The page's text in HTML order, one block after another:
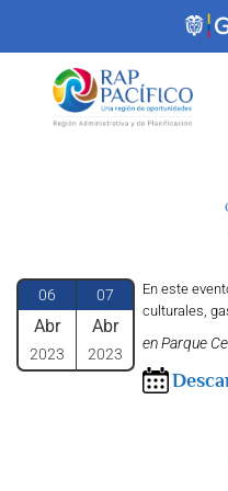
06
Abr
2023
07
Abr
2023
En este
culturales,
en Parque